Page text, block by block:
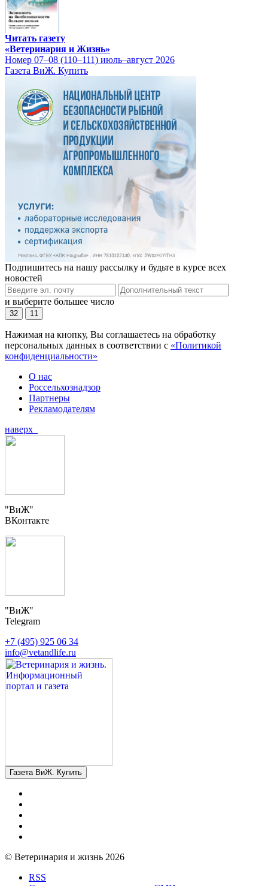
Читать газету
«Ветеринария и Жизнь»
Номер 07–08 (110–111) июль–август 2026
Газета ВиЖ. Купить
Подпишитесь на нашу рассылку и будьте в курсе всех
новостей
и выберите большее число
32 11
Нажимая на кнопку, Вы соглашаетесь на обработку
персональных данных в соответствии с «Политикой
конфиденциальности»
О нас
Россельхознадзор
Партнеры
Рекламодателям
наверх
"ВиЖ"
ВКонтакте
"ВиЖ"
Telegram
+7 (495) 925 06 34
info@vetandlife.ru
Газета ВиЖ. Купить
© Ветеринария и жизнь 2026
RSS